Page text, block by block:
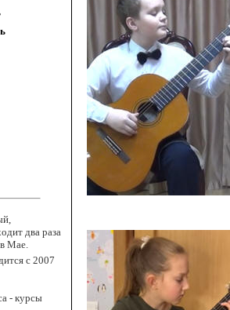
два раза
Мае.
с 2007
- курсы